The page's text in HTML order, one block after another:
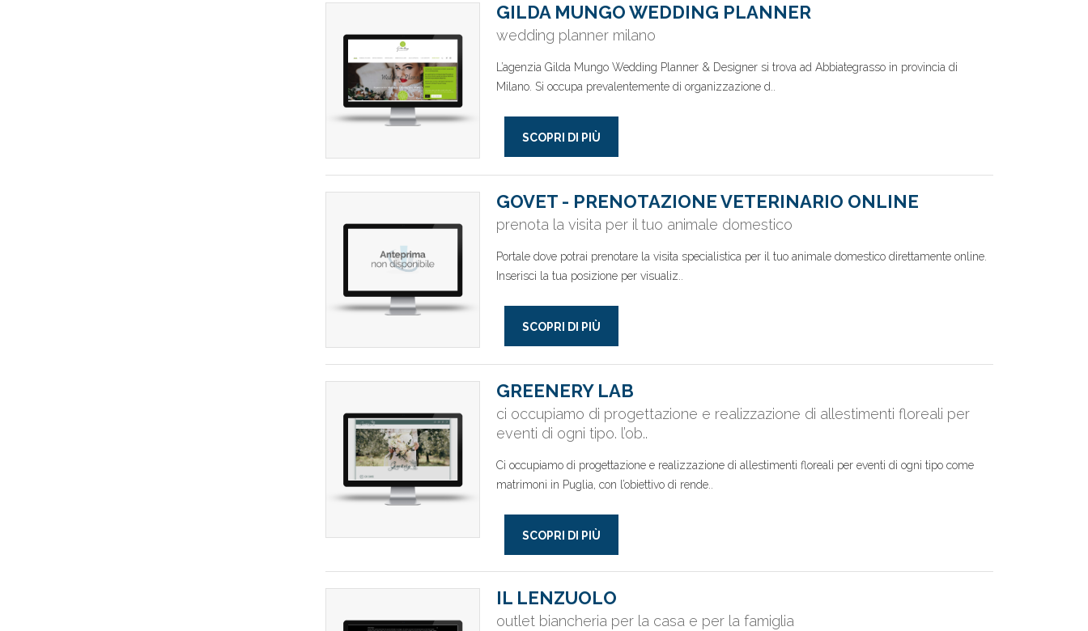
GILDA MUNGO WEDDING PLANNER
wedding planner milano
L’agenzia Gilda Mungo Wedding Planner & Designer si trova ad Abbiategrasso in provincia di
Milano. Si occupa prevalentemente di organizzazione d..
SCOPRI DI PIÙ
GOVET - PRENOTAZIONE VETERINARIO ONLINE
prenota la visita per il tuo animale domestico
Portale dove potrai prenotare la visita specialistica per il tuo animale domestico direttamente online.
Inserisci la tua posizione per visualiz..
SCOPRI DI PIÙ
GREENERY LAB
ci occupiamo di progettazione e realizzazione di allestimenti floreali per
eventi di ogni tipo. l’ob..
Ci occupiamo di progettazione e realizzazione di allestimenti floreali per eventi di ogni tipo come
matrimoni in Puglia, con l’obiettivo di rende..
SCOPRI DI PIÙ
IL LENZUOLO
outlet biancheria per la casa e per la famiglia